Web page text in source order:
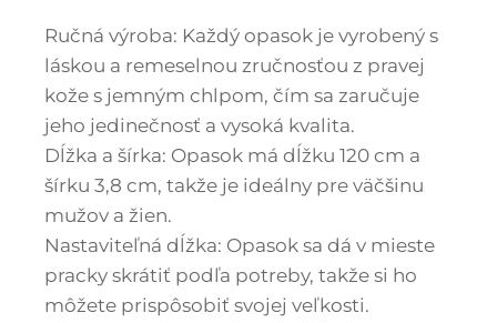
Ručná výroba: Každý opasok je vyrobený s
láskou a remeselnou zručnosťou z pravej
kože s jemným chlpom, čím sa zaručuje
jeho jedinečnosť a vysoká kvalita.
Dĺžka a šírka: Opasok má dĺžku 120 cm a
šírku 3,8 cm, takže je ideálny pre väčšinu
mužov a žien.
Nastaviteľná dĺžka: Opasok sa dá v mieste
pracky skrátiť podľa potreby, takže si ho
môžete prispôsobiť svojej veľkosti.